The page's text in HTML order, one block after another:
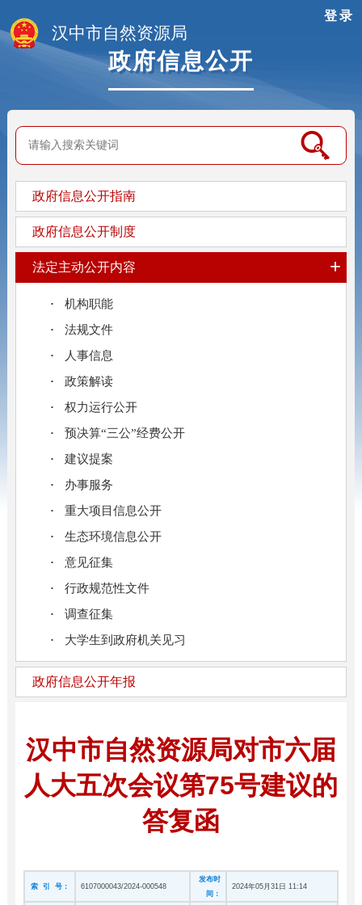
登录
汉中市自然资源局
政府信息公开
政府信息公开指南
政府信息公开制度
法定主动公开内容 +
机构职能
法规文件
人事信息
政策解读
权力运行公开
预决算“三公”经费公开
建议提案
办事服务
重大项目信息公开
生态环境信息公开
意见征集
行政规范性文件
调查征集
大学生到政府机关见习
政府信息公开年报
汉中市自然资源局对市六届
人大五次会议第75号建议的
答复函
索 引 号： 6107000043/2024-000548
发布时
间：
2024年05月31日 11:14